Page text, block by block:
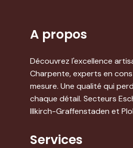
A propos
Découvrez l'excellence
Charpente, experts en
mesure. Une qualité qui
chaque détail. Secteurs
Illkirch-Graffenstaden et
Services